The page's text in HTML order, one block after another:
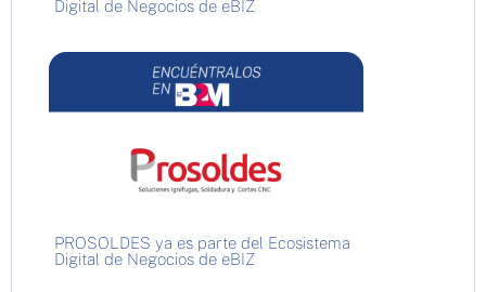
Digital de Negocios de eBIZ
PROSOLDES ya es parte del Ecosistema
Digital de Negocios de eBIZ